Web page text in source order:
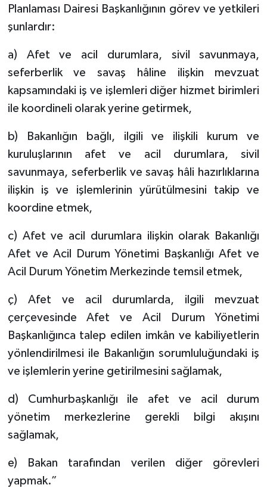
Planlaması Dairesi Başkanlığının görev ve yetkileri
şunlardır:
a) Afet ve acil durumlara, sivil savunmaya,
seferberlik ve savaş hâline ilişkin mevzuat
kapsamındaki iş ve işlemleri diğer hizmet birimleri
ile koordineli olarak yerine getirmek,
b) Bakanlığın bağlı, ilgili ve ilişkili kurum ve
kuruluşlarının afet ve acil durumlara, sivil
savunmaya, seferberlik ve savaş hâli hazırlıklarına
ilişkin iş ve işlemlerinin yürütülmesini takip ve
koordine etmek,
c) Afet ve acil durumlara ilişkin olarak Bakanlığı
Afet ve Acil Durum Yönetimi Başkanlığı Afet ve
Acil Durum Yönetim Merkezinde temsil etmek,
ç) Afet ve acil durumlarda, ilgili mevzuat
çerçevesinde Afet ve Acil Durum Yönetimi
Başkanlığınca talep edilen imkân ve kabiliyetlerin
yönlendirilmesi ile Bakanlığın sorumluluğundaki iş
ve işlemlerin yerine getirilmesini sağlamak,
d) Cumhurbaşkanlığı ile afet ve acil durum
yönetim merkezlerine gerekli bilgi akışını
sağlamak,
e) Bakan tarafından verilen diğer görevleri
yapmak.”